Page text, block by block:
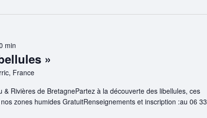
min
»
France
& Rivières de BretagnePartez à la découverte des libellules, ces
zones humides GratuitRenseignements et inscription :au 06 33